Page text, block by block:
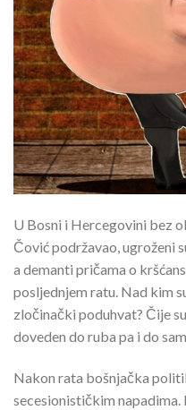
U Bosni i Hercegovini bez
Čović podržavao, ugroženi
a demanti pričama o
posljednjem ratu. Nad kim
zločinački poduhvat? Čije
doveden do ruba pa i do
Nakon rata bošnjačka
secesionističkim napadima.